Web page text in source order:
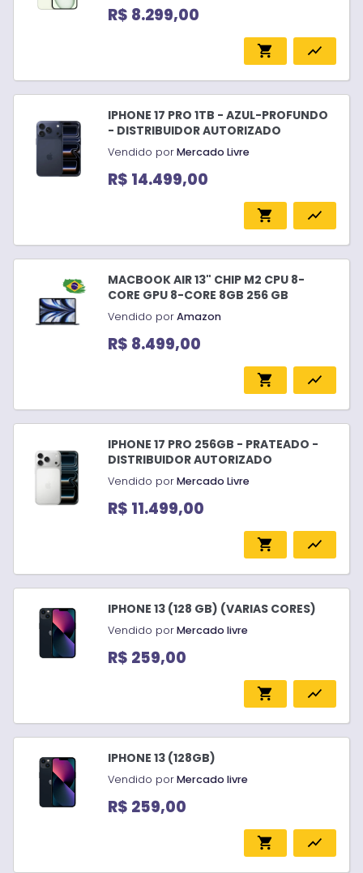
R$ 8.299,00
shopping_cart show_chart
IPHONE 17 PRO 1TB - AZUL-PROFUNDO
- DISTRIBUIDOR AUTORIZADO
Vendido porMercado Livre
R$ 14.499,00
shopping_cart show_chart
MACBOOK AIR 13" CHIP M2 CPU 8-
CORE GPU 8-CORE 8GB 256 GB
Vendido porAmazon
R$ 8.499,00
shopping_cart show_chart
IPHONE 17 PRO 256GB - PRATEADO -
DISTRIBUIDOR AUTORIZADO
Vendido porMercado Livre
R$ 11.499,00
shopping_cart show_chart
IPHONE 13 (128 GB) (VARIAS CORES)
Vendido porMercado livre
R$ 259,00
shopping_cart show_chart
IPHONE 13 (128GB)
Vendido porMercado livre
R$ 259,00
shopping_cart show_chart